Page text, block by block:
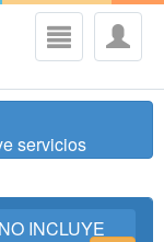
servicios
INCLUYE